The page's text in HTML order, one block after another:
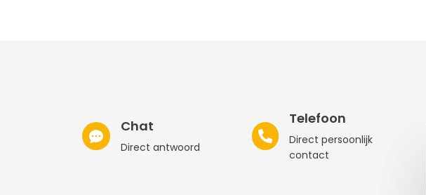
Chat
Direct antwoord
Telefoon
Direct persoonlijk
contact